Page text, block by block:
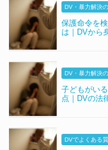
DV・暴力解決
保護命令を
は｜DVから
DV・暴力解決
子どもがい
点｜DVの法
DVでよくある